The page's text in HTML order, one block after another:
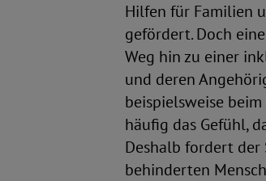
Hilfen für Familien
gefördert. Doch
Weg hin zu einer
und deren
beispielsweise
häufig das Gefühl,
Deshalb fordert der
behinderten